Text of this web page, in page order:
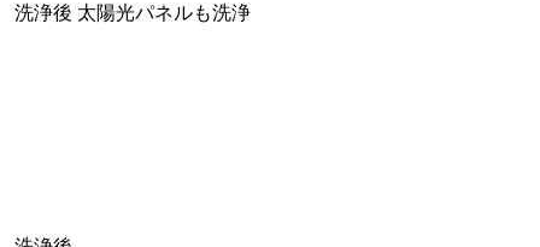
洗浄後 太陽光パネルも洗浄